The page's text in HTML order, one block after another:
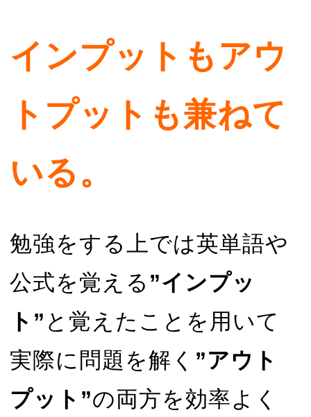
インプットもアウ
トプットも兼ねて
いる。
勉強をする上では英単語や
公式を覚える ”インプッ
ト” と覚えたことを用いて
実際に問題を解く ”アウト
プット”の両方を効率よく